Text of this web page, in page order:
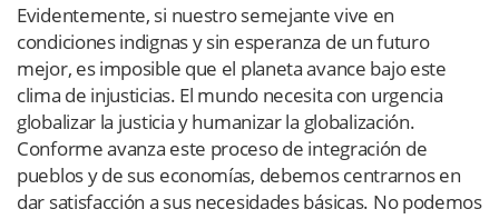
Evidentemente, si nuestro semejante vive en
condiciones indignas y sin esperanza de un futuro
mejor, es imposible que el planeta avance bajo este
clima de injusticias. El mundo necesita con urgencia
globalizar la justicia y humanizar la globalización.
Conforme avanza este proceso de integración de
pueblos y de sus economías, debemos centrarnos en
dar satisfacción a sus necesidades básicas. No podemos